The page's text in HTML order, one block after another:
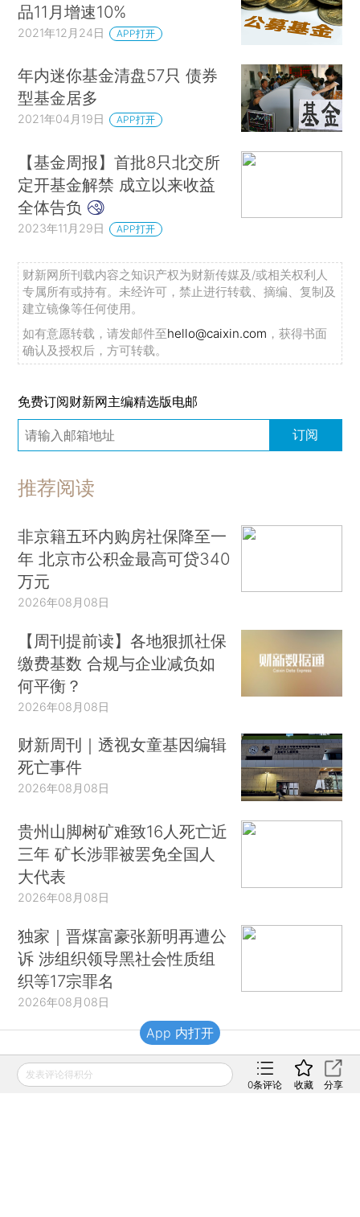
品11月增速10%
2021年12月24日 APP打开
年内迷你基金清盘57只 债券
型基金居多
2021年04月19日 APP打开
【基金周报】首批8只北交所
定开基金解禁 成立以来收益
全体告负
2023年11月29日 APP打开
财新网所刊载内容之知识产权为财新传媒及/或相关权利人
专属所有或持有。未经许可，禁止进行转载、摘编、复制及
建立镜像等任何使用。
如有意愿转载，请发邮件至hello@caixin.com ，获得书面
确认及授权后，方可转载。
免费订阅财新网主编精选版电邮
订阅
推荐阅读
非京籍五环内购房社保降至一
年 北京市公积金最高可贷340
万元
2026年08月08日
【周刊提前读】各地狠抓社保
缴费基数 合规与企业减负如
何平衡？
2026年08月08日
财新周刊｜透视女童基因编辑
死亡事件
2026年08月08日
贵州山脚树矿难致16人死亡近
三年 矿长涉罪被罢免全国人
大代表
2026年08月08日
独家｜晋煤富豪张新明再遭公
诉 涉组织领导黑社会性质组
织等17宗罪名
2026年08月08日
财新移动
发表评论得积分
0条评论 收藏 分享
App 内打开